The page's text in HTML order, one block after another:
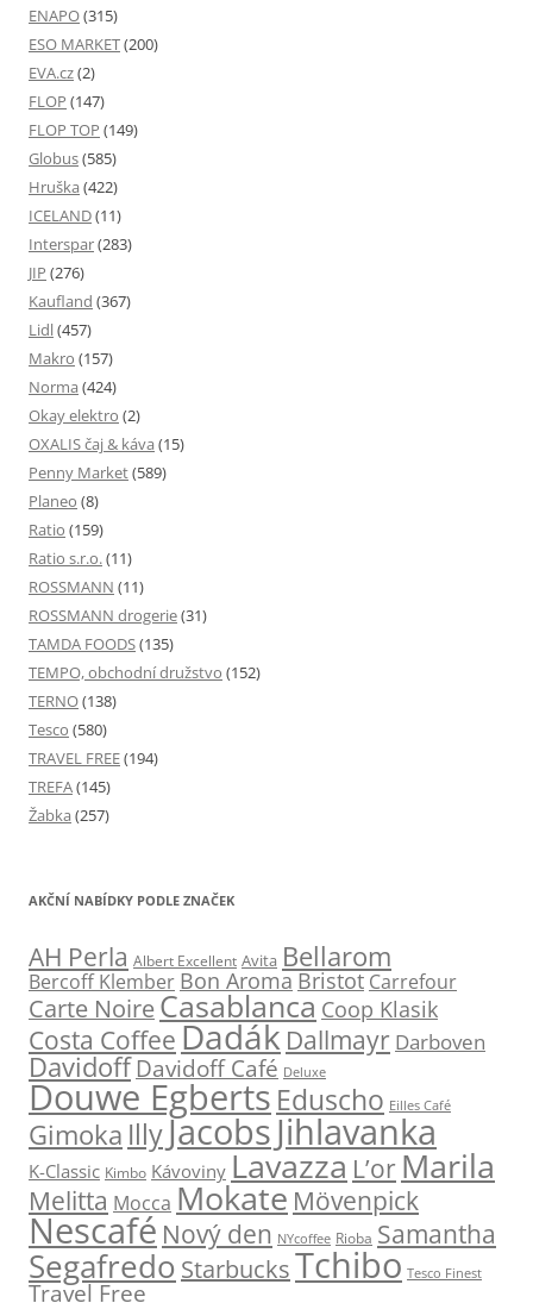
ENAPO(315)
ESO MARKET(200)
EVA.cz(2)
FLOP (147)
FLOP TOP (149)
Globus(585)
Hruška (422)
ICELAND(11)
Interspar(283)
JIP (276)
Kaufland (367)
Lidl(457)
Makro (157)
Norma (424)
Okay elektro (2)
OXALIS čaj & káva (15)
Penny Market(589)
Planeo (8)
Ratio (159)
Ratio s.r.o.(11)
ROSSMANN (11)
ROSSMANN drogerie(31)
TAMDA FOODS(135)
TEMPO, obchodní družstvo (152)
TERNO(138)
Tesco (580)
TRAVEL FREE(194)
TREFA(145)
Žabka (257)
AKČNÍ NABÍDKY PODLE ZNAČEK
AH Perla Albert Excellent Avita Bellarom
Bercoff Klember Bon AromaBristot Carrefour
Carte NoireCasablanca Coop Klasik
Costa CoffeeDadák Dallmayr Darboven
Davidoff Davidoff Café Deluxe
Douwe Egberts Eduscho Eilles Café
Gimoka IllyJacobsJihlavanka
K-Classic Kimbo Kávoviny Lavazza L’or Marila
Melitta Mocca Mokate Mövenpick
Nescafé Nový den NYcoffee Rioba Samantha
Segafredo StarbucksTchibo Tesco Finest
Travel Free